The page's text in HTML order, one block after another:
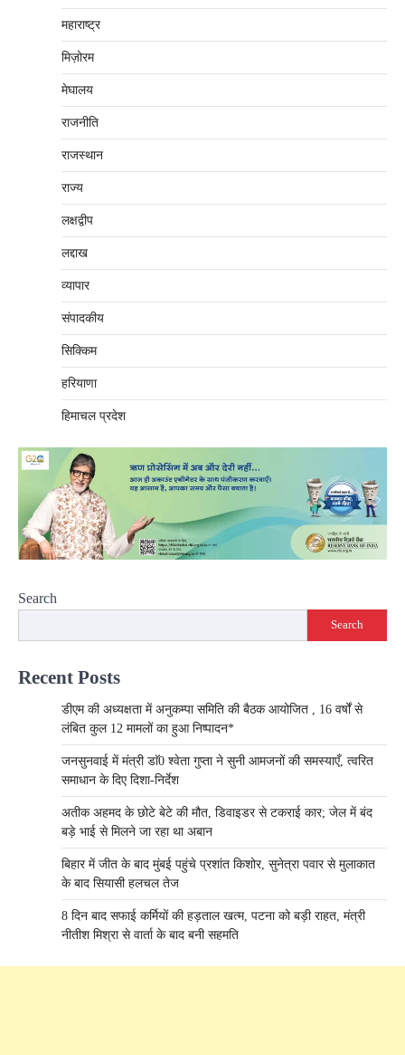
महाराष्‍ट्र
मिज़ोरम
मेघालय
राजनीति
राजस्थान
राज्य
लक्षद्वीप
लद्दाख
व्यापार
संपादकीय
सिक्किम
हरियाणा
हिमाचल प्रदेश
Search
Search
Recent Posts
डीएम की अध्यक्षता में अनुकम्पा समिति की बैठक आयोजित , 16 वर्षों से
लंबित कुल 12 मामलों का हुआ निष्पादन*
जनसुनवाई में मंत्री डाॅ0 श्वेता गुप्ता ने सुनी आमजनों की समस्याएँ, त्वरित
समाधान के दिए दिशा-निर्देश
अतीक अहमद के छोटे बेटे की मौत, डिवाइडर से टकराई कार; जेल में बंद
बड़े भाई से मिलने जा रहा था अबान
बिहार में जीत के बाद मुंबई पहुंचे प्रशांत किशोर, सुनेत्रा पवार से मुलाकात
के बाद सियासी हलचल तेज
8 दिन बाद सफाई कर्मियों की हड़ताल खत्म, पटना को बड़ी राहत, मंत्री
नीतीश मिश्रा से वार्ता के बाद बनी सहमति